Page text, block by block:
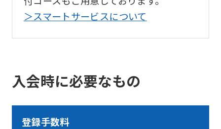
＞スマートサービスについて
入会時に必要なもの
登録手数料